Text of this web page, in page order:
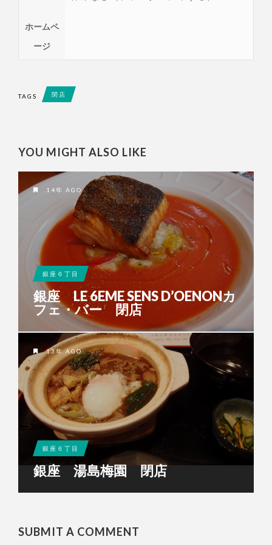
ホームペ
ージ
TAGS 閉店
YOU MIGHT ALSO LIKE
14年 AGO
銀座６丁目
銀座 LE 6EME SENS D’OENONカ
フェ・バー 閉店
13年 AGO
銀座６丁目
銀座 湯島梅園 閉店
SUBMIT A COMMENT